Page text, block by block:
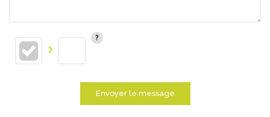
Envoyer le message